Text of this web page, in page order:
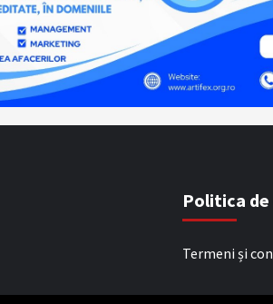
Politica
Termeni și